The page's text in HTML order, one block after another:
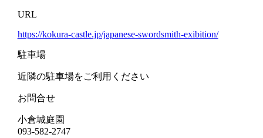
URL
https://kokura-castle.jp/japanese-swordsmith-exibition/
駐車場
近隣の駐車場をご利用ください
お問合せ
小倉城庭園
093-582-2747